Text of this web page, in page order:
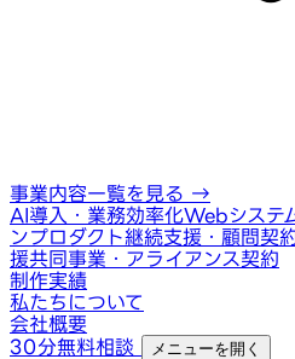
事業内容一覧を見る →
AI導入・業務効率化Webシステ
ンプロダクト継続支援・顧問契
援共同事業・アライアンス契約
制作実績
私たちについて
会社概要
30分無料相談
メニューを開く